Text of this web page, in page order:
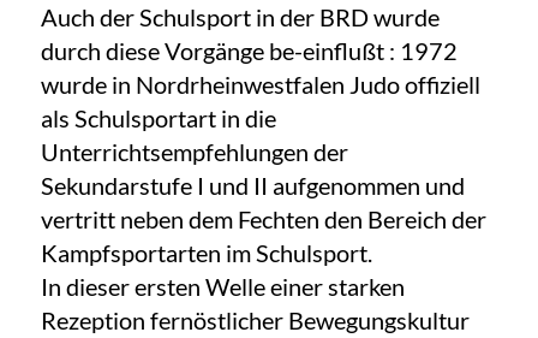
Auch der Schulsport in der BRD wurde
durch diese Vorgänge be-einflußt : 1972
wurde in Nordrheinwestfalen Judo offiziell
als Schulsportart in die
Unterrichtsempfehlungen der
Sekundarstufe I und II aufgenommen und
vertritt neben dem Fechten den Bereich der
Kampfsportarten im Schulsport.
In dieser ersten Welle einer starken
Rezeption fernöstlicher Bewegungskultur